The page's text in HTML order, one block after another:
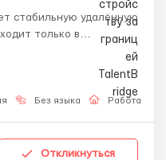
стабильную удалённую
готовых
профиля —
🎓 Мы...
Без языка Работа
Откликнуться